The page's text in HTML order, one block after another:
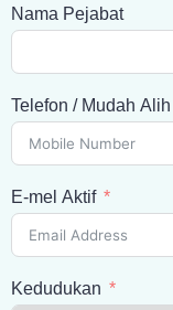
Nama Pejabat
Telefon / Mudah Alih
E-mel Aktif
Kedudukan